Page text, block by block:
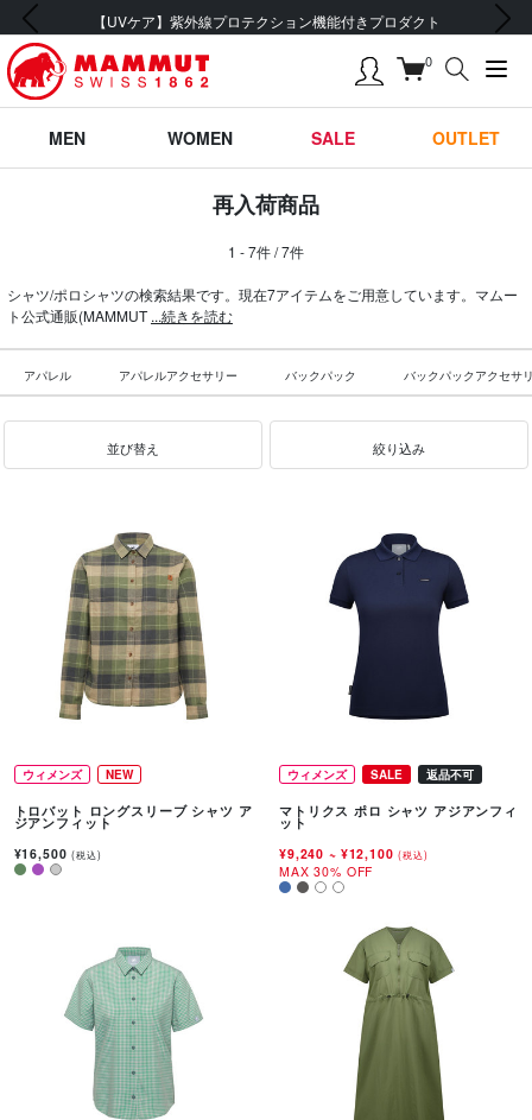
【UVケア】紫外線プロテクション機能付きプロダクト
前の画像 次の画像
0
MEN WOMEN SALE OUTLET
再入荷商品
1 - 7件 / 7件
シャツ/ポロシャツの検索結果です。現在7アイテムをご用意しています。マムー
ト公式通販(MAMMUT...続きを読む
アパレル アパレルアクセサリー バックパック バックパックアクセサ
並び替え 絞り込み
ウィメンズ NEW
トロバット ロングスリーブ シャツ ア
ジアンフィット
¥16,500(税込)
ウィメンズ SALE 返品不可
マトリクス ポロ シャツ アジアンフィ
ット
¥9,240 ~ ¥12,100(税込)
MAX 30% OFF